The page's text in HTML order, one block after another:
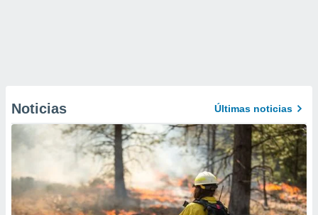
Noticias Últimas noticias